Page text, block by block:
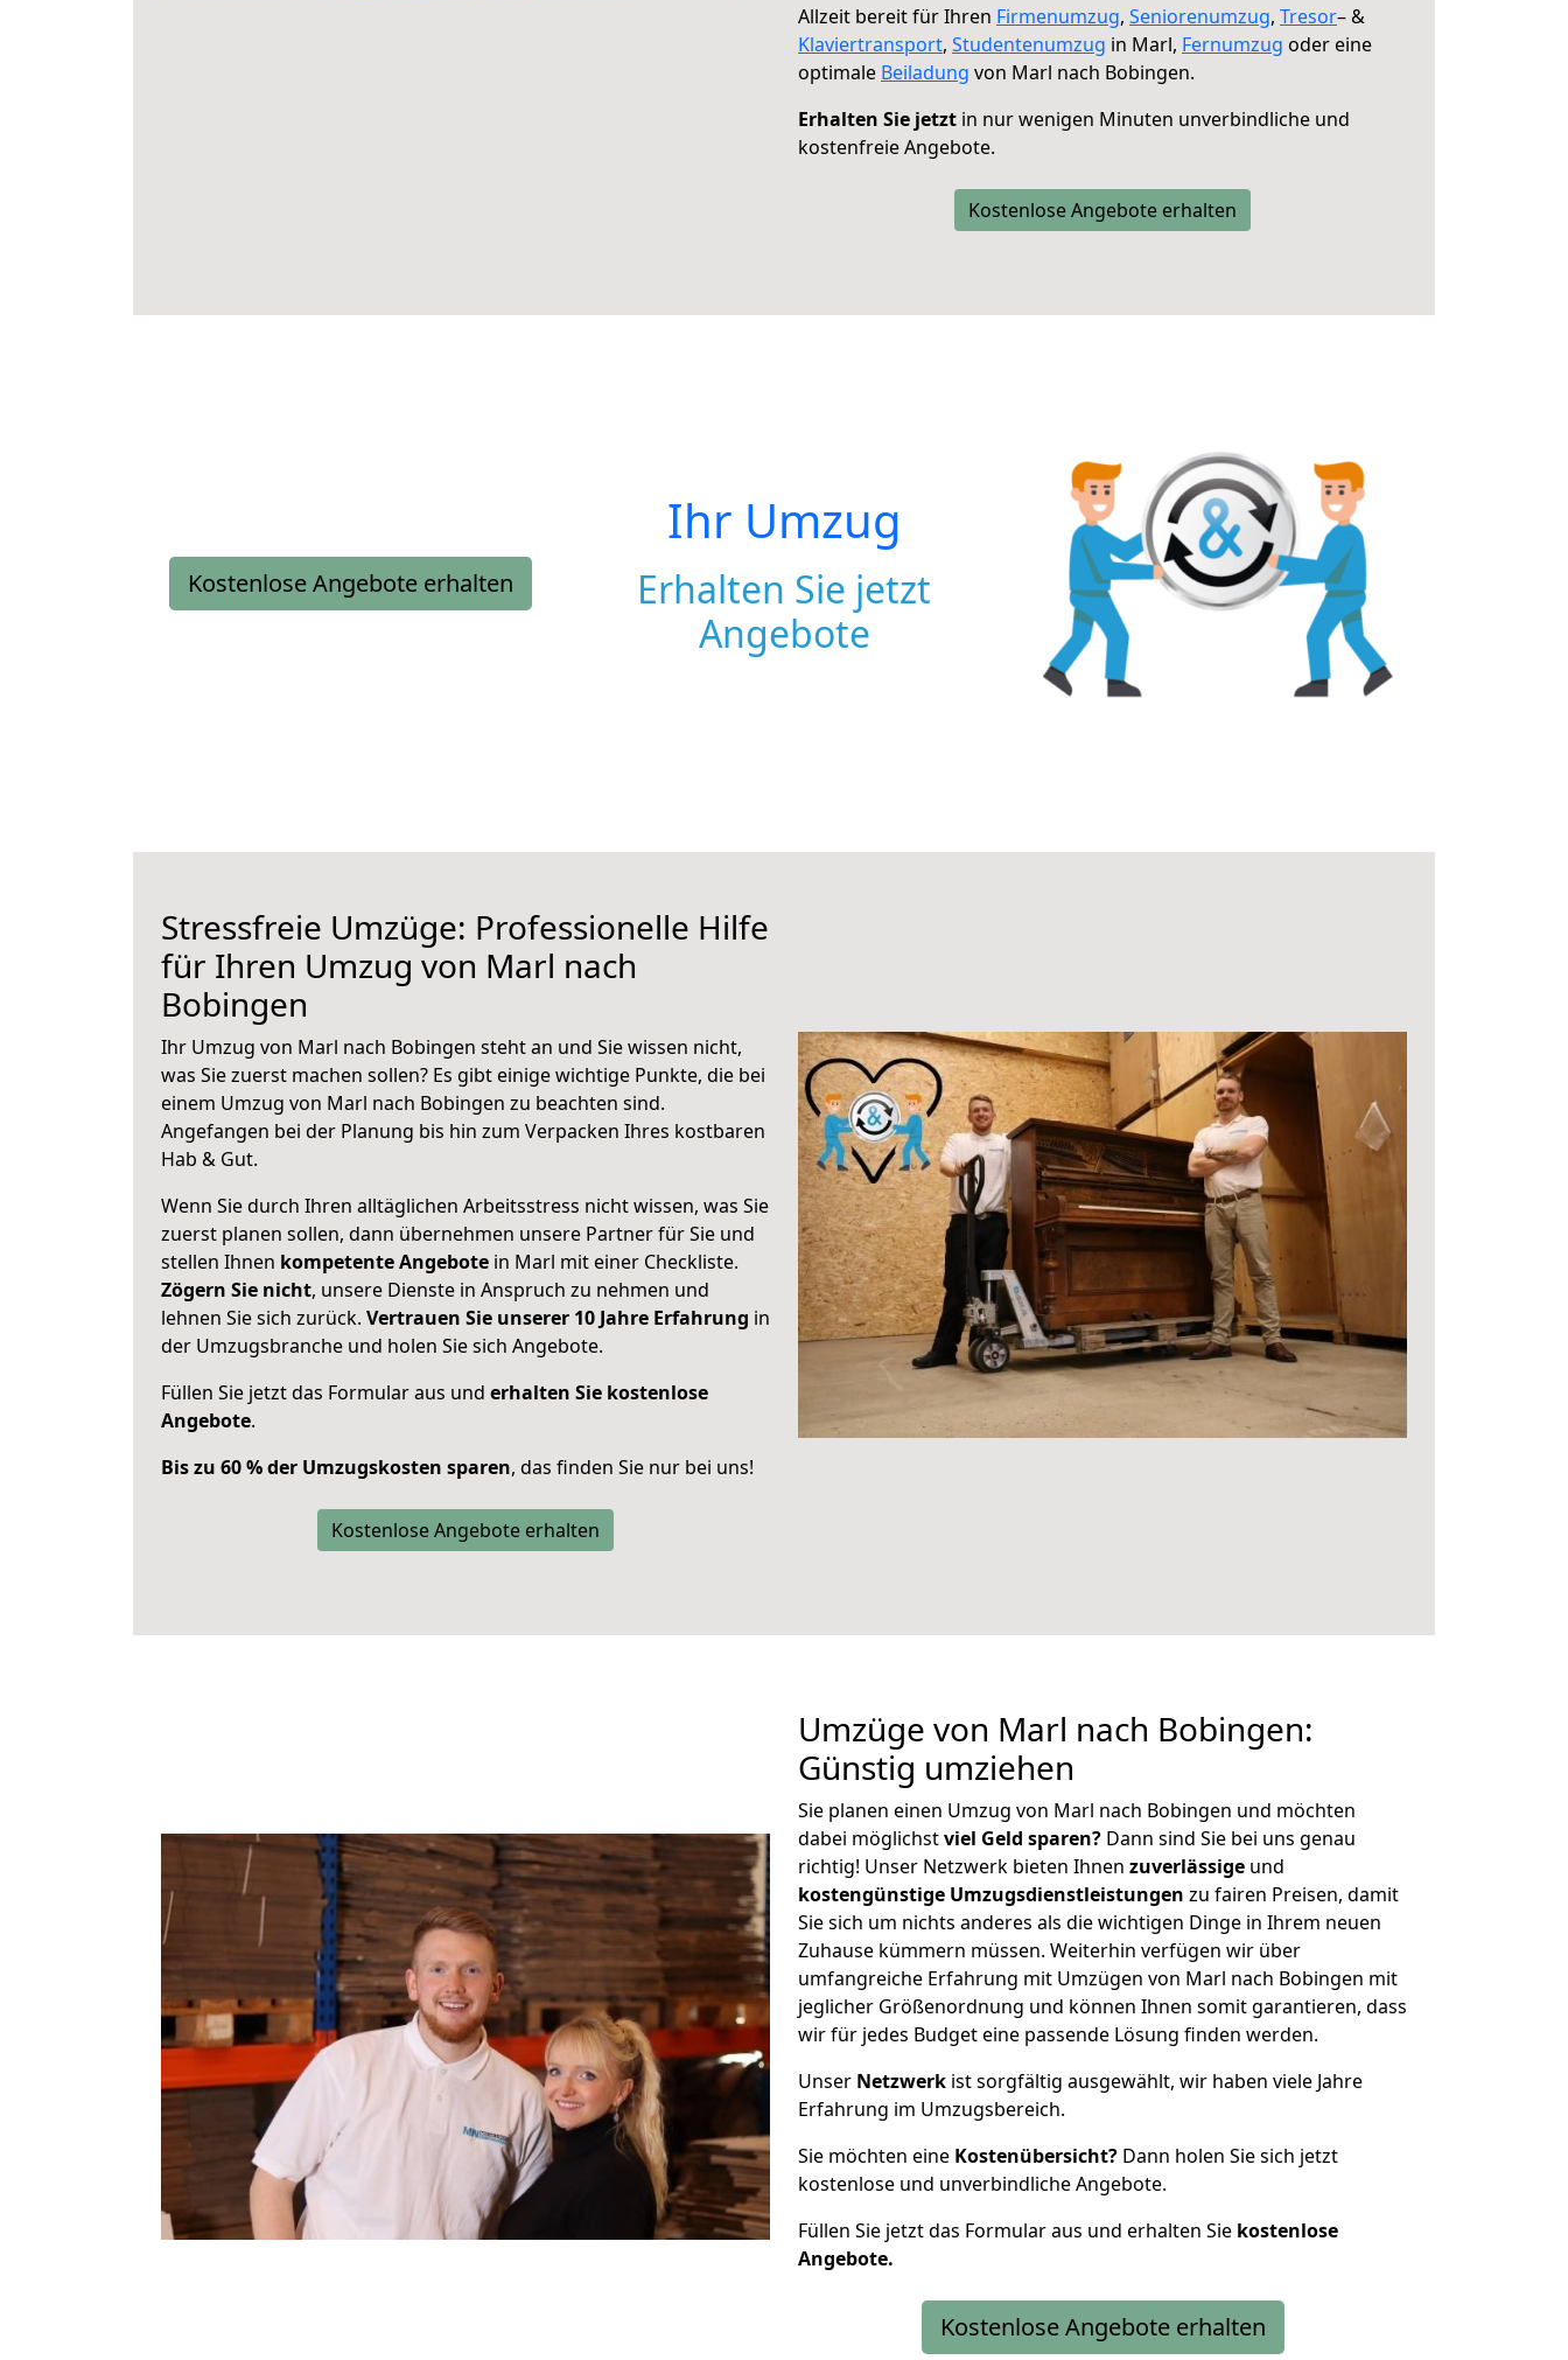
Allzeit bereit für Ihren Firmenumzug, Seniorenumzug, Tresor– &
Klaviertransport, Studentenumzug in Marl, Fernumzug oder eine
optimale Beiladung von Marl nach Bobingen.
Erhalten Sie jetzt in nur wenigen Minuten unverbindliche und
kostenfreie Angebote.
Kostenlose Angebote erhalten
Kostenlose Angebote erhalten
Ihr Umzug
Erhalten Sie jetzt
Angebote
Stressfreie Umzüge: Professionelle Hilfe
für Ihren Umzug von Marl nach
Bobingen
Ihr Umzug von Marl nach Bobingen steht an und Sie wissen nicht,
was Sie zuerst machen sollen? Es gibt einige wichtige Punkte, die bei
einem Umzug von Marl nach Bobingen zu beachten sind.
Angefangen bei der Planung bis hin zum Verpacken Ihres kostbaren
Hab & Gut.
Wenn Sie durch Ihren alltäglichen Arbeitsstress nicht wissen, was Sie
zuerst planen sollen, dann übernehmen unsere Partner für Sie und
stellen Ihnen kompetente Angebote in Marl mit einer Checkliste.
Zögern Sie nicht, unsere Dienste in Anspruch zu nehmen und
lehnen Sie sich zurück. Vertrauen Sie unserer 10 Jahre Erfahrung in
der Umzugsbranche und holen Sie sich Angebote.
Füllen Sie jetzt das Formular aus und erhalten Sie kostenlose
Angebote.
Bis zu 60 % der Umzugskosten sparen, das finden Sie nur bei uns!
Kostenlose Angebote erhalten
Umzüge von Marl nach Bobingen:
Günstig umziehen
Sie planen einen Umzug von Marl nach Bobingen und möchten
dabei möglichstviel Geld sparen? Dann sind Sie bei uns genau
richtig! Unser Netzwerk bieten Ihnen zuverlässige und
kostengünstige Umzugsdienstleistungen zu fairen Preisen, damit
Sie sich um nichts anderes als die wichtigen Dinge in Ihrem neuen
Zuhause kümmern müssen. Weiterhin verfügen wir über
umfangreiche Erfahrung mit Umzügen von Marl nach Bobingen mit
jeglicher Größenordnung und können Ihnen somit garantieren, dass
wir für jedes Budget eine passende Lösung finden werden.
Unser Netzwerk ist sorgfältig ausgewählt, wir haben viele Jahre
Erfahrung im Umzugsbereich.
Sie möchten eine Kostenübersicht? Dann holen Sie sich jetzt
kostenlose und unverbindliche Angebote.
Füllen Sie jetzt das Formular aus und erhalten Sie kostenlose
Angebote.
Kostenlose Angebote erhalten